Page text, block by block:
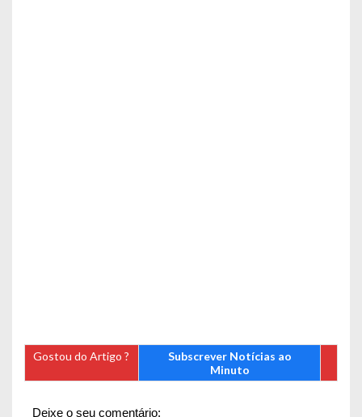
Gostou do Artigo ?
Subscrever Notícias ao
Minuto
Deixe o seu comentário: